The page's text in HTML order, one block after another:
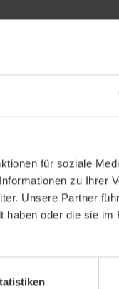
für soziale
zu Ihrer
Unsere Partner
oder die sie im